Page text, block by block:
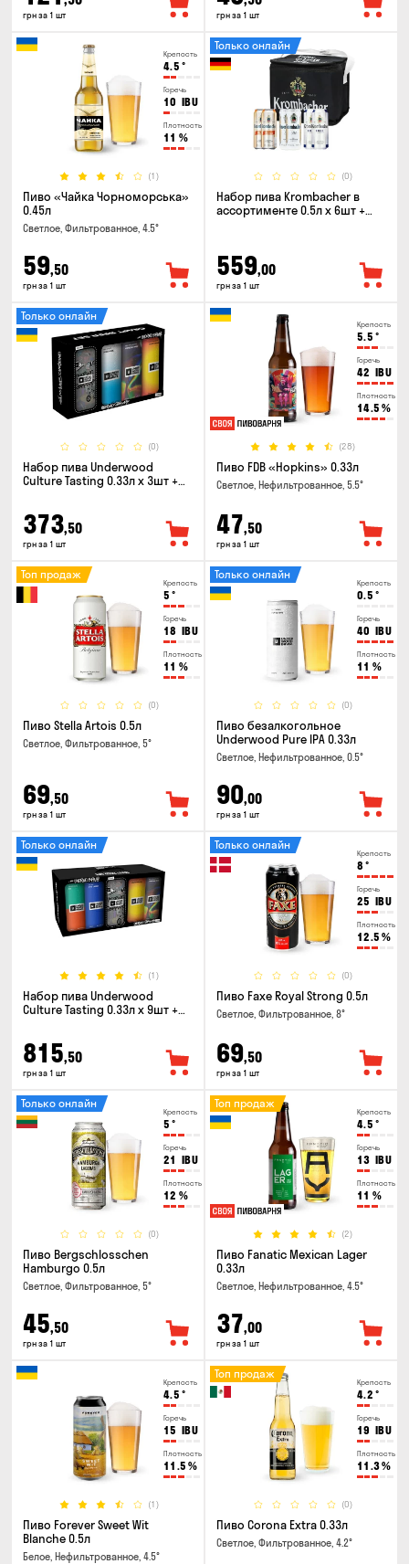
грн за 1 шт грн за 1 шт
Крепость
4.5 °
Горечь
10 IBU
Плотность
11 %
(1)
Пиво «Чайка Чорноморська»
0.45л
Светлое, Фильтрованное, 4.5°
59,50
грн за 1 шт
(0)
Только онлайн
Набор пива Krombacher в
ассортименте 0.5л х 6шт +
559,00
грн за 1 шт
(0)
Только онлайн
Набор пива Underwood
Culture Tasting 0.33л x 3шт +
373,50
грн за 1 шт
Крепость
5.5 °
Горечь
42 IBU
Плотность
14.5 %
(28)
Пиво FDB «Hopkins» 0.33л
Светлое, Нефильтрованное, 5.5°
47,50
грн за 1 шт
Крепость
5 °
Горечь
18 IBU
Плотность
11 %
(0)
Топ продаж
Пиво Stella Artois 0.5л
Светлое, Фильтрованное, 5°
69,50
грн за 1 шт
Крепость
0.5 °
Горечь
40 IBU
Плотность
11 %
(0)
Только онлайн
Пиво безалкогольное
Underwood Pure IPA 0.33л
Светлое, Нефильтрованное, 0.5°
90,00
грн за 1 шт
(1)
Только онлайн
Набор пива Underwood
Culture Tasting 0.33л x 9шт +
815,50
грн за 1 шт
Крепость
8 °
Горечь
25 IBU
Плотность
12.5 %
(0)
Только онлайн
Пиво Faxe Royal Strong 0.5л
Светлое, Фильтрованное, 8°
69,50
грн за 1 шт
Крепость
5 °
Горечь
21 IBU
Плотность
12 %
(0)
Только онлайн
Пиво Bergschlosschen
Hamburgo 0.5л
Светлое, Фильтрованное, 5°
45,50
грн за 1 шт
Крепость
4.5 °
Горечь
13 IBU
Плотность
11 %
(2)
Топ продаж
Пиво Fanatic Mexican Lager
0.33л
Светлое, Нефильтрованное, 4.5°
37,00
грн за 1 шт
Крепость
4.5 °
Горечь
15 IBU
Плотность
11.5 %
(1)
Пиво Forever Sweet Wit
Blanche 0.5л
Белое, Нефильтрованное, 4.5°
Крепость
4.2 °
Горечь
19 IBU
Плотность
11.3%
(0)
Топ продаж
Пиво Corona Extra 0.33л
Светлое, Фильтрованное, 4.2°